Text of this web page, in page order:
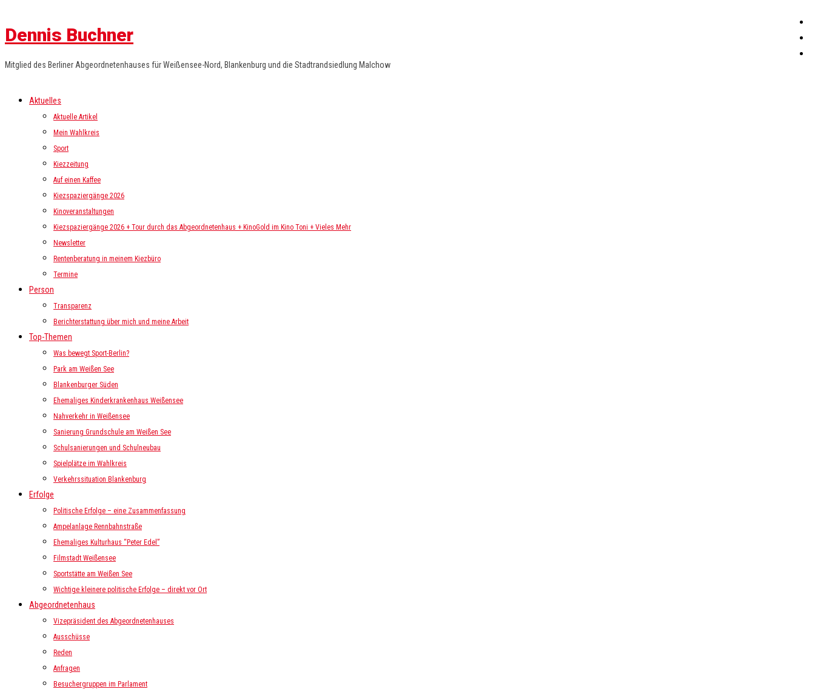
Dennis Buchner
Mitglied des Berliner Abgeordnetenhauses für Weißensee-Nord, Blankenburg und die Stadtrandsiedlung Malchow
Aktuelles
Aktuelle Artikel
Mein Wahlkreis
Sport
Kiezzeitung
Auf einen Kaffee
Kiezspaziergänge 2026
Kinoveranstaltungen
Kiezspaziergänge 2026 + Tour durch das Abgeordnetenhaus + KinoGold im Kino Toni + Vieles Mehr
Newsletter
Rentenberatung in meinem Kiezbüro
Termine
Person
Transparenz
Berichterstattung über mich und meine Arbeit
Top-Themen
Was bewegt Sport-Berlin?
Park am Weißen See
Blankenburger Süden
Ehemaliges Kinderkrankenhaus Weißensee
Nahverkehr in Weißensee
Sanierung Grundschule am Weißen See
Schulsanierungen und Schulneubau
Spielplätze im Wahlkreis
Verkehrssituation Blankenburg
Erfolge
Politische Erfolge – eine Zusammenfassung
Ampelanlage Rennbahnstraße
Ehemaliges Kulturhaus “Peter Edel”
Filmstadt Weißensee
Sportstätte am Weißen See
Wichtige kleinere politische Erfolge – direkt vor Ort
Abgeordnetenhaus
Vizepräsident des Abgeordnetenhauses
Ausschüsse
Reden
Anfragen
Besuchergruppen im Parlament